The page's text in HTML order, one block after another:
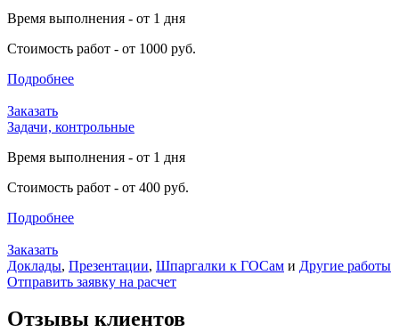
Время выполнения - от 1 дня
Стоимость работ - от 1000 руб.
Подробнее
Заказать
Задачи, контрольные
Время выполнения - от 1 дня
Стоимость работ - от 400 руб.
Подробнее
Заказать
Доклады, Презентации, Шпаргалки к ГОСам и Другие работы
Отправить заявку на расчет
Отзывы клиентов